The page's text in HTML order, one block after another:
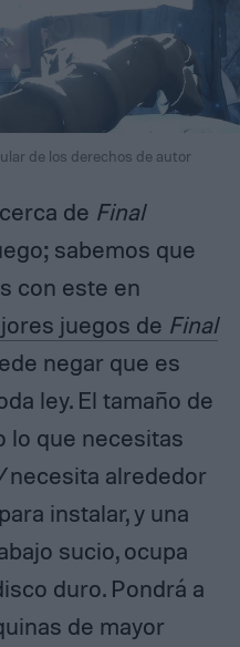
de los derechos de autor
de Final
sabemos que
con este en
juegos de Final
negar que es
ley. El tamaño de
lo que necesitas
necesita alrededor
instalar, y una
sucio, ocupa
duro. Pondrá a
de mayor